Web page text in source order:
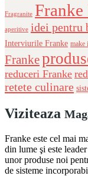
Fragranite Franke
aperitive idei pentru
Interviurile Franke make
Franke
reduceri Franke
retete culinare
Viziteaza
Franke este cel mai
din lume şi este
unor produse noi
de sisteme